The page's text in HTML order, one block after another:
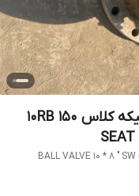
شیر توپی 8 * 10 اینچ ردیوسبور دو تیکه کلاس 150 10RB
BALL VALVE 10 * 8 "